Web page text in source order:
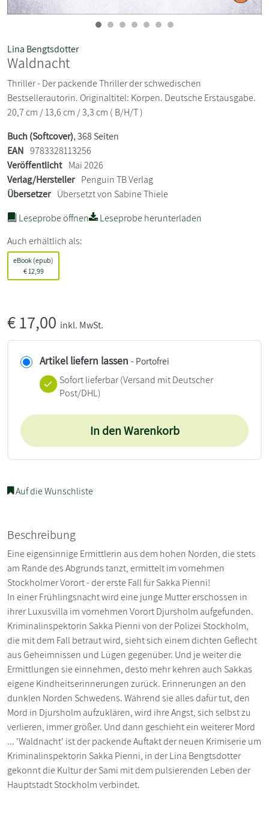
Lina Bengtsdotter
Waldnacht
Thriller - Der packende Thriller der schwedischen
Bestsellerautorin. Originaltitel: Korpen. Deutsche Erstausgabe.
20,7 cm / 13,6 cm / 3,3 cm ( B/H/T )
Buch (Softcover), 368 Seiten
EAN 9783328113256
Veröffentlicht Mai 2026
Verlag/Hersteller Penguin TB Verlag
Übersetzer Übersetzt von Sabine Thiele
Leseprobe öffnen
Leseprobe herunterladen
Auch erhältlich als:
eBook (epub)
€12,99
€17,00 inkl. MwSt.
Artikel liefern lassen - Portofrei
Sofort lieferbar(Versand mit Deutscher
Post/DHL)
In den Warenkorb
Auf die Wunschliste
Beschreibung
Eine eigensinnige Ermittlerin aus dem hohen Norden, die stets
am Rande des Abgrunds tanzt, ermittelt im vornehmen
Stockholmer Vorort - der erste Fall für Sakka Pienni!
In einer Frühlingsnacht wird eine junge Mutter erschossen in
ihrer Luxusvilla im vornehmen Vorort Djursholm aufgefunden.
Kriminalinspektorin Sakka Pienni von der Polizei Stockholm,
die mit dem Fall betraut wird, sieht sich einem dichten Geflecht
aus Geheimnissen und Lügen gegenüber. Und je weiter die
Ermittlungen sie einnehmen, desto mehr kehren auch Sakkas
eigene Kindheitserinnerungen zurück. Erinnerungen an den
dunklen Norden Schwedens. Während sie alles dafür tut, den
Mord in Djursholm aufzuklären, wird ihre Angst, sich selbst zu
verlieren, immer größer. Und dann geschieht ein weiterer Mord
... 'Waldnacht' ist der packende Auftakt der neuen Krimiserie um
Kriminalinspektorin Sakka Pienni, in der Lina Bengtsdotter
gekonnt die Kultur der Sami mit dem pulsierenden Leben der
Hauptstadt Stockholm verbindet.